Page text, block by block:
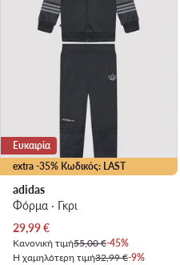
extra -35% Κωδικός: LAST
Ευκαιρία
adidas
Φόρμα · Γκρι
Τρέχουσα τιμή
29,99€
Κανονική τιμή55,00 €-45%
Η χαμηλότερη τιμή32,99 €-9%